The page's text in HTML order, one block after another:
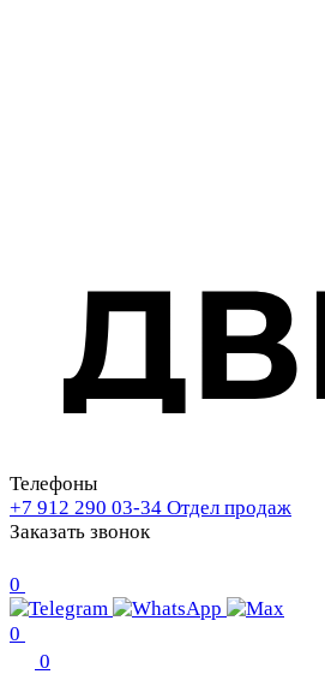
Телефоны
+7 912 290 03-34 Отдел продаж
Заказать звонок
0
0
0